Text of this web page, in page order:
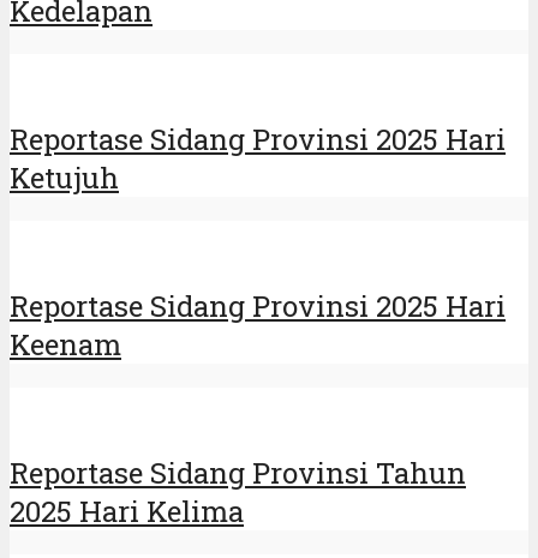
Kedelapan
Reportase Sidang Provinsi 2025 Hari
Ketujuh
Reportase Sidang Provinsi 2025 Hari
Keenam
Reportase Sidang Provinsi Tahun
2025 Hari Kelima